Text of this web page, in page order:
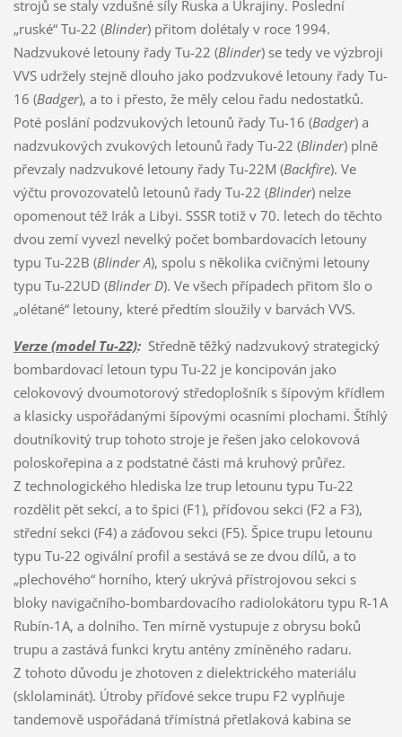
strojů se staly vzdušné síly Ruska a Ukrajiny. Poslední
„ruské“ Tu-22 (Blinder) přitom dolétaly v roce 1994.
Nadzvukové letouny řady Tu-22 (Blinder) se tedy ve výzbroji
VVS udržely stejně dlouho jako podzvukové letouny řady Tu-
16 (Badger), a to i přesto, že měly celou řadu nedostatků.
Poté poslání podzvukových letounů řady Tu-16 (Badger) a
nadzvukových zvukových letounů řady Tu-22 (Blinder) plně
převzaly nadzvukové letouny řady Tu-22M (Backfire). Ve
výčtu provozovatelů letounů řady Tu-22 (Blinder) nelze
opomenout též Irák a Libyi. SSSR totiž v 70. letech do těchto
dvou zemí vyvezl nevelký počet bombardovacích letouny
typu Tu-22B (Blinder A), spolu s několika cvičnými letouny
typu Tu-22UD (Blinder D). Ve všech případech přitom šlo o
„olétané“ letouny, které předtím sloužily v barvách VVS.
Verze (model Tu-22):Středně těžký nadzvukový strategický
bombardovací letoun typu Tu-22 je koncipován jako
celokovový dvoumotorový středoplošník s šípovým křídlem
a klasicky uspořádanými šípovými ocasními plochami. Štíhlý
doutníkovitý trup tohoto stroje je řešen jako celokovová
poloskořepina a z podstatné části má kruhový průřez.
Z technologického hlediska lze trup letounu typu Tu-22
rozdělit pět sekcí, a to špici (F1), příďovou sekci (F2 a F3),
střední sekci (F4) a záďovou sekci (F5). Špice trupu letounu
typu Tu-22 ogivální profil a sestává se ze dvou dílů, a to
„plechového“ horního, který ukrývá přístrojovou sekci s
bloky navigačního-bombardovacího radiolokátoru typu R-1A
Rubín-1A, a dolního. Ten mírně vystupuje z obrysu boků
trupu a zastává funkci krytu antény zmíněného radaru.
Z tohoto důvodu je zhotoven z dielektrického materiálu
(sklolaminát). Útroby příďové sekce trupu F2 vyplňuje
tandemově uspořádaná třímístná přetlaková kabina se